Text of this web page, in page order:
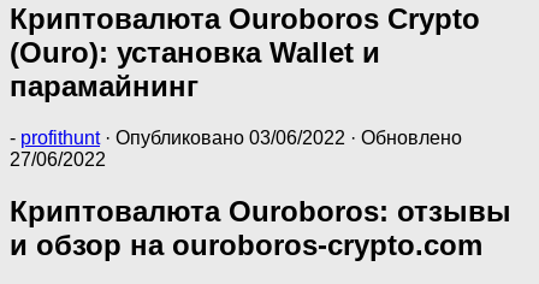
Криптовалюта Ouroboros Crypto
(Ouro): установка Wallet и
парамайнинг
- profithunt · Опубликовано 03/06/2022 · Обновлено
27/06/2022
Криптовалюта Ouroboros: отзывы
и обзор на ouroboros-crypto.com